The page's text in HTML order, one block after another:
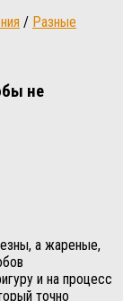
/ Разные
не
а жареные,
и на процесс
точно